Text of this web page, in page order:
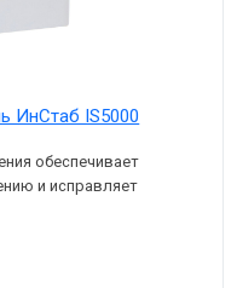
ИнСтаб IS5000
обеспечивает
и исправляет